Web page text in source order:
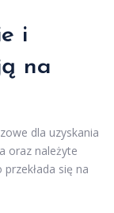
i
na
dla uzyskania
oraz należyte
się na